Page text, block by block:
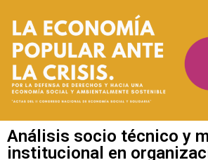
Análisis socio técnico y
institucional en